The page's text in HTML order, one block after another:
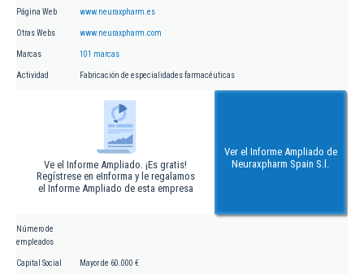
Página Web www.neuraxpharm.es
Otras Webs www.neuraxpharm.com
Marcas 101 marcas
Actividad Fabricación de especialidades farmacéuticas
Ve el Informe Ampliado. ¡Es gratis!
Regístrese en eInforma y le regalamos
el Informe Ampliado de esta empresa
Ver el Informe Ampliado de
Neuraxpharm Spain S.l.
Número de
empleados
Capital Social Mayor de 60.000 €